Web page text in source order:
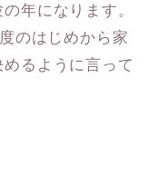
年になります。
のはじめから家
るように言って